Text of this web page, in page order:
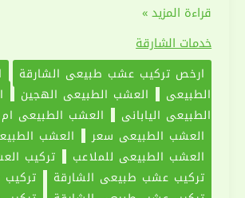
توريد
وتركيب
عشب
طبيعي
الشارقة
|0551030094
قراءة المزيد »
خدمات الشارقة
ارخص تركيب عشب طبيعى الشارقة
الطبيعي
العشب الطبيعي الهجين
الطبيعي الياباني
العشب الطبيعي
العشب الطبيعي سعر
العشب
العشب الطبيعي للملاعب
تركيب
تركيب عشب طبيعى الشارقة